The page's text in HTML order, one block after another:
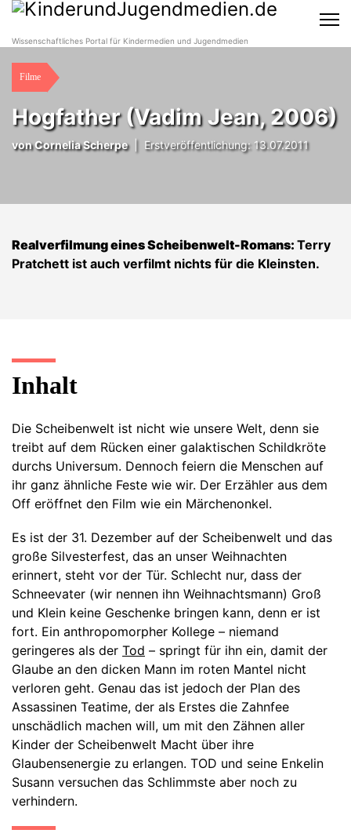
Wissenschaftliches Portal für Kindermedien und Jugendmedien
Filme
Hogfather (Vadim Jean, 2006)
vonCornelia Scherpe| Erstveröffentlichung: 13.07.2011
Realverfilmung eines Scheibenwelt-Romans: Terry
Pratchett ist auch verfilmt nichts für die Kleinsten.
Inhalt
Die Scheibenwelt ist nicht wie unsere Welt, denn sie
treibt auf dem Rücken einer galaktischen Schildkröte
durchs Universum. Dennoch feiern die Menschen auf
ihr ganz ähnliche Feste wie wir. Der Erzähler aus dem
Off eröffnet den Film wie ein Märchenonkel.
Es ist der 31. Dezember auf der Scheibenwelt und das
große Silvesterfest, das an unser Weihnachten
erinnert, steht vor der Tür. Schlecht nur, dass der
Schneevater (wir nennen ihn Weihnachtsmann) Groß
und Klein keine Geschenke bringen kann, denn er ist
fort. Ein anthropomorpher Kollege – niemand
geringeres als der Tod – springt für ihn ein, damit der
Glaube an den dicken Mann im roten Mantel nicht
verloren geht. Genau das ist jedoch der Plan des
Assassinen Teatime, der als Erstes die Zahnfee
unschädlich machen will, um mit den Zähnen aller
Kinder der Scheibenwelt Macht über ihre
Glaubensenergie zu erlangen. TOD und seine Enkelin
Susann versuchen das Schlimmste aber noch zu
verhindern.